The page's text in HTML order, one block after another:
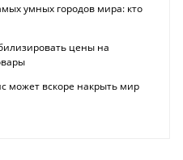
умных городов мира: кто
цены на
может вскоре накрыть мир